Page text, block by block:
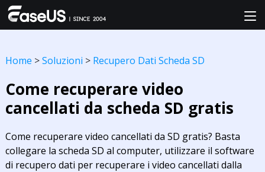
Home >Soluzioni > Recupero Dati Scheda SD
Come recuperare video
cancellati da scheda SD gratis
Come recuperare video cancellati da SD gratis? Basta
collegare la scheda SD al computer, utilizzare il software
di recupero dati per recuperare i video cancellati dalla